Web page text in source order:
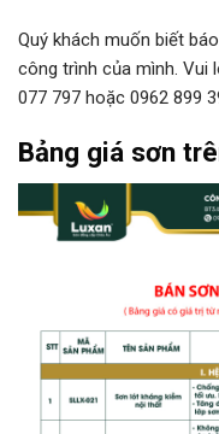
Quý khách muốn biết
công trình của mình. Vui
077 797 hoặc 0962 899
Bảng giá sơn